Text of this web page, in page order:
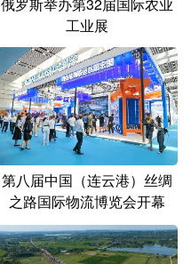
工业展
第八届中国（连云港）丝绸
之路国际物流博览会开幕